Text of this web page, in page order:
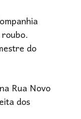
do
Rua Novo
dos